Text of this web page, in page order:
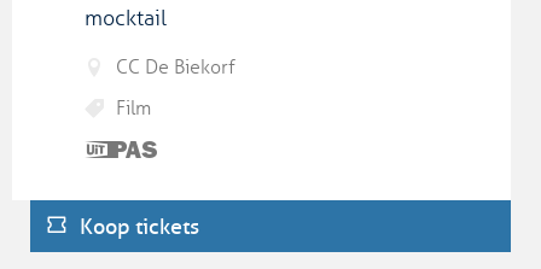
mocktail
CC De Biekorf
Film
Dit is
UiTPAS
activiteit.
Koop tickets